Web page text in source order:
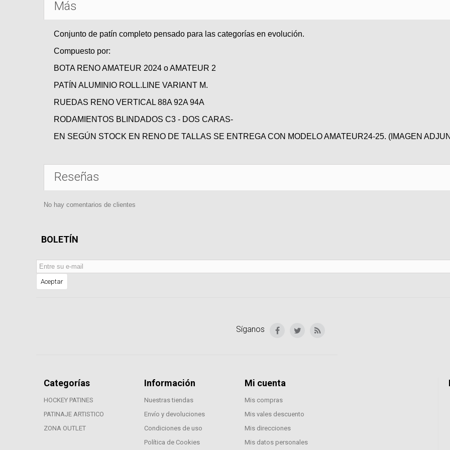
Más
Conjunto de patín completo pensado para las categorías en evolución.
Compuesto por:
BOTA RENO AMATEUR 2024 o AMATEUR 2
PATÍN ALUMINIO ROLL.LINE VARIANT M.
RUEDAS RENO VERTICAL 88A 92A 94A
RODAMIENTOS BLINDADOS C3 - DOS CARAS-
EN SEGÚN STOCK EN RENO DE TALLAS SE ENTREGA CON MODELO AMATEUR24-25. (IMAGEN
Reseñas
No hay comentarios de clientes
BOLETÍN
Aceptar
Síganos
Categorías
HOCKEY PATINES
PATINAJE ARTISTICO
ZONA OUTLET
Información
Nuestras tiendas
Envío y devoluciones
Condiciones de uso
Política de Cookies
Mi cuenta
Mis compras
Mis vales descuento
Mis direcciones
Mis datos personales